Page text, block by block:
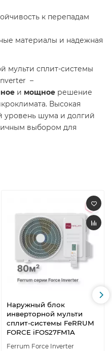
к перепадам
материалы и надежная
мульти сплит-системы
–
и мощное решение
Высокая
уровень шума и долгий
выбором для
Наружный блок
инверторной мульти
сплит-системы FeRRUM
FORCE iFOS27FM1A
Ferrum Force Inverter